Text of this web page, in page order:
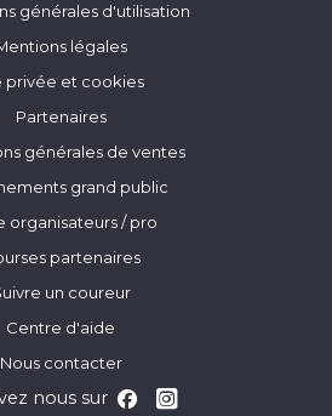
générales d'utilisation
légales
privée et cookies
Partenaires
générales de ventes
grand public
organisateurs / pro
partenaires
un coureur
Centre d'aide
Nous contacter
nous sur